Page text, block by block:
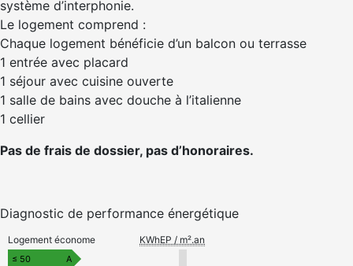
système d’interphonie.
Le logement comprend :
Chaque logement bénéficie d’un balcon ou terrasse
1 entrée avec placard
1 séjour avec cuisine ouverte
1 salle de bains avec douche à l’italienne
1 cellier
Pas de frais de dossier, pas d’honoraires.
Diagnostic de performance énergétique
Logement économe KWhEP / m².an
≤ 50
A